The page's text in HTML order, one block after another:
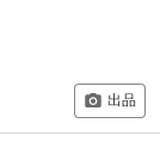
出品